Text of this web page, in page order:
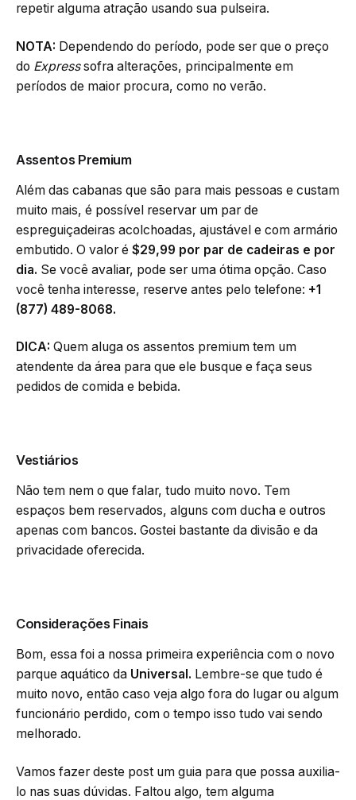
repetir alguma atração usando sua pulseira.
NOTA: Dependendo do período, pode ser que o preço
do Expresssofra alterações, principalmente em
períodos de maior procura, como no verão.
Assentos Premium
Além das cabanas que são para mais pessoas e custam
muito mais, é possível reservar um par de
espreguiçadeiras acolchoadas, ajustável e com armário
embutido. O valor é $29,99 por par de cadeiras e por
dia. Se você avaliar, pode ser uma ótima opção. Caso
você tenha interesse, reserve antes pelo telefone: +1
(877) 489-8068.
DICA: Quem aluga os assentos premium tem um
atendente da área para que ele busque e faça seus
pedidos de comida e bebida.
Vestiários
Não tem nem o que falar, tudo muito novo. Tem
espaços bem reservados, alguns com ducha e outros
apenas com bancos. Gostei bastante da divisão e da
privacidade oferecida.
Considerações Finais
Bom, essa foi a nossa primeira experiência com o novo
parque aquático da Universal. Lembre-se que tudo é
muito novo, então caso veja algo fora do lugar ou algum
funcionário perdido, com o tempo isso tudo vai sendo
melhorado.
Vamos fazer deste post um guia para que possa auxilia-
lo nas suas dúvidas. Faltou algo, tem alguma